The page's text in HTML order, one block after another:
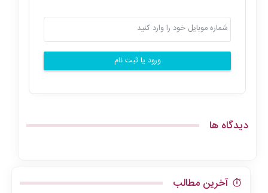
ورود یا ثبت نام
دیدگاه ها
آخرین مطالب